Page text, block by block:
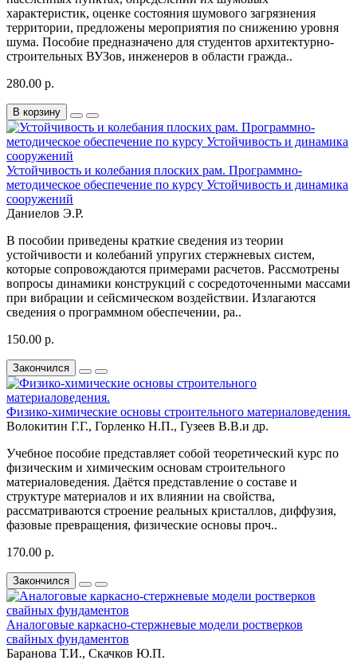
характеристик, оценке состояния шумового загрязнения
территории, предложены мероприятия по снижению уровня
шума. Пособие предназначено для студентов архитектурно-
строительных ВУЗов, инженеров в области гражда..
280.00 р.
В корзину
Устойчивость и колебания плоских рам. Программно-
методическое обеспечение по курсу Устойчивость и динамика
сооружений
Даниелов Э.Р.
В пособии приведены краткие сведения из теории
устойчивости и колебаний упругих стержневых систем,
которые сопровождаются примерами расчетов. Рассмотрены
вопросы динамики конструкций с сосредоточенными массами
при вибрации и сейсмическом воздействии. Излагаются
сведения о программном обеспечении, ра..
150.00 р.
Закончился
Физико-химические основы строительного материаловедения.
Волокитин Г.Г., Горленко Н.П., Гузеев В.В.и др.
Учебное пособие представляет собой теоретический курс по
физическим и химическим основам строительного
материаловедения. Даётся представление о составе и
структуре материалов и их влиянии на свойства,
рассматриваются строение реальных кристаллов, диффузия,
фазовые превращения, физические основы проч..
170.00 р.
Закончился
Аналоговые каркасно-стержневые модели ростверков
свайных фундаментов
Баранова Т.И., Скачков Ю.П.